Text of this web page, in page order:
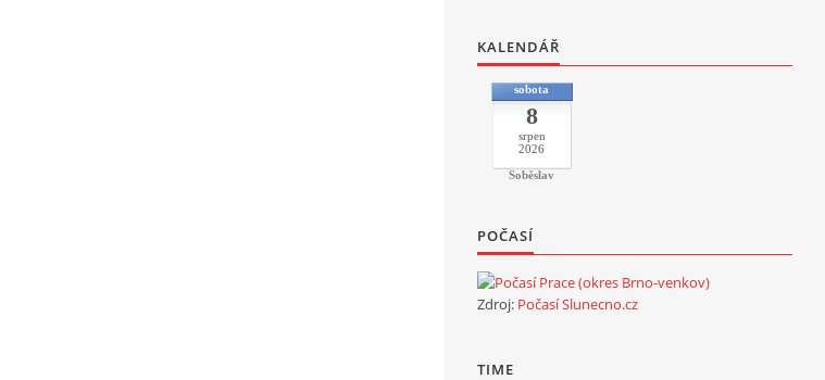
KALENDÁŘ
sobota
8
srpen
2026
Soběslav
POČASÍ
Zdroj: Počasí Slunecno.cz
TIME